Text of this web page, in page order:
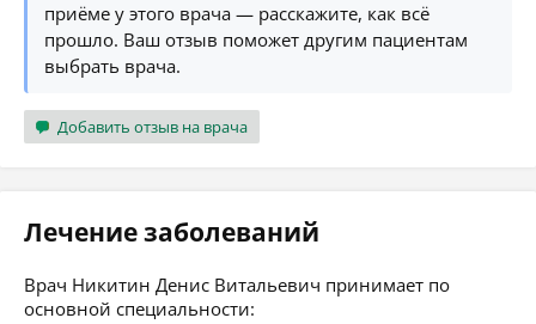
приёме у этого врача — расскажите, как всё
прошло. Ваш отзыв поможет другим пациентам
выбрать врача.
Добавить отзыв на врача
Лечение заболеваний
Врач Никитин Денис Витальевич принимает по
основной специальности: